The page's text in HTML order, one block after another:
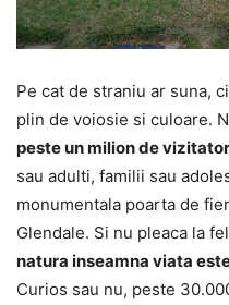
Pe cat de straniu ar suna,
plin de voiosie si culoare.
peste un milion de
sau adulti, familii sau
monumentala poarta de
Glendale. Si nu pleaca la
natura inseamna viata
Curios sau nu, peste